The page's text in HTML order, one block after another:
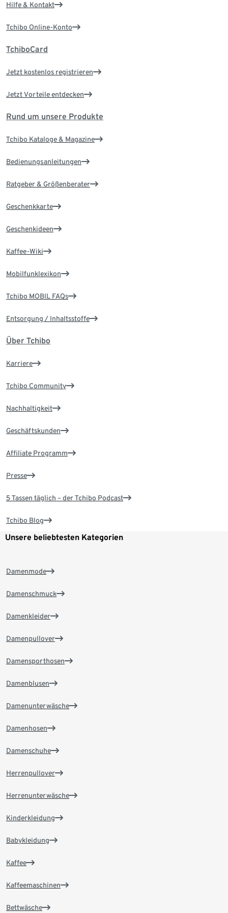
Hilfe & Kontakt
Tchibo Online-Konto
TchiboCard
Jetzt kostenlos registrieren
Jetzt Vorteile entdecken
Rund um unsere Produkte
Tchibo Kataloge & Magazine
Bedienungsanleitungen
Ratgeber & Größenberater
Geschenkkarte
Geschenkideen
Kaffee-Wiki
Mobilfunklexikon
Tchibo MOBIL FAQs
Entsorgung / Inhaltsstoffe
Über Tchibo
Karriere
Tchibo Community
Nachhaltigkeit
Geschäftskunden
Affiliate Programm
Presse
5 Tassen täglich – der Tchibo Podcast
Tchibo Blog
Unsere beliebtesten Kategorien
Damenmode
Damenschmuck
Damenkleider
Damenpullover
Damensporthosen
Damenblusen
Damenunterwäsche
Damenhosen
Damenschuhe
Herrenpullover
Herrenunterwäsche
Kinderkleidung
Babykleidung
Kaffee
Kaffeemaschinen
Bettwäsche